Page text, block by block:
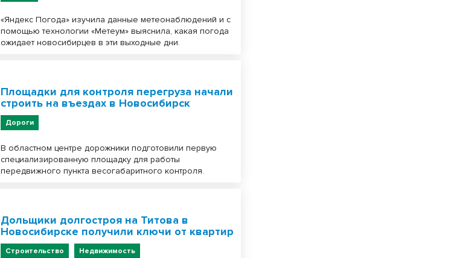
«Яндекс Погода» изучила данные метеонаблюдений и с
помощью технологии «Метеум» выяснила, какая погода
ожидает новосибирцев в эти выходные дни.
Площадки для контроля перегруза начали
строить на въездах в Новосибирск
Дороги
В областном центре дорожники подготовили первую
специализированную площадку для работы
передвижного пункта весогабаритного контроля.
Дольщики долгостроя на Титова в
Новосибирске получили ключи от квартир
Строительство Недвижимость